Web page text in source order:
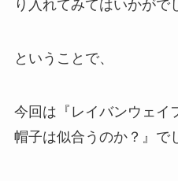
り入れてみてはいかがで
ということで、
今回は『レイバンウェイ
帽子は似合うのか？』で